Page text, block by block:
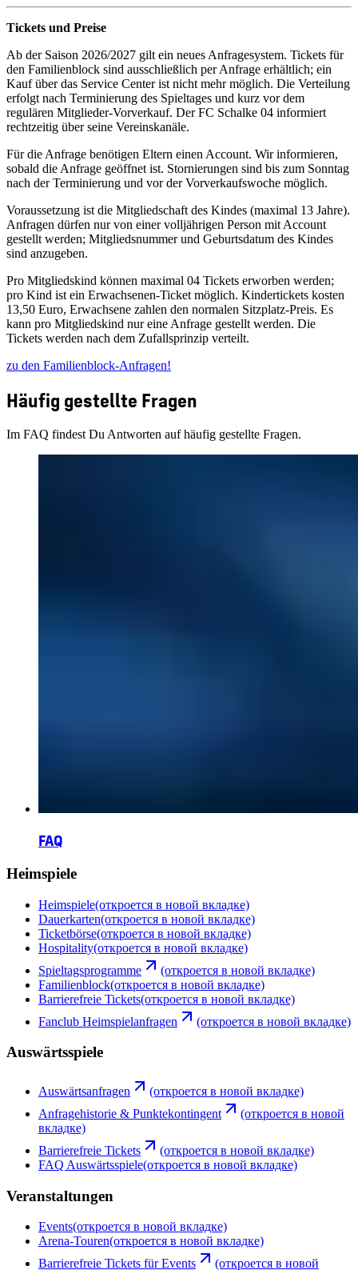
Tickets und Preise
Ab der Saison 2026/2027 gilt ein neues Anfragesystem. Tickets für
den Familienblock sind ausschließlich per Anfrage erhältlich; ein
Kauf über das Service Center ist nicht mehr möglich. Die Verteilung
erfolgt nach Terminierung des Spieltages und kurz vor dem
regulären Mitglieder-Vorverkauf. Der FC Schalke 04 informiert
rechtzeitig über seine Vereinskanäle.
Für die Anfrage benötigen Eltern einen Account. Wir informieren,
sobald die Anfrage geöffnet ist. Stornierungen sind bis zum Sonntag
nach der Terminierung und vor der Vorverkaufswoche möglich.
Voraussetzung ist die Mitgliedschaft des Kindes (maximal 13 Jahre).
Anfragen dürfen nur von einer volljährigen Person mit Account
gestellt werden; Mitgliedsnummer und Geburtsdatum des Kindes
sind anzugeben.
Pro Mitgliedskind können maximal 04 Tickets erworben werden;
pro Kind ist ein Erwachsenen‑Ticket möglich. Kindertickets kosten
13,50 Euro, Erwachsene zahlen den normalen Sitzplatz‑Preis. Es
kann pro Mitgliedskind nur eine Anfrage gestellt werden. Die
Tickets werden nach dem Zufallsprinzip verteilt.
zu den Familienblock-Anfragen!
Häufig gestellte Fragen
Im FAQ findest Du Antworten auf häufig gestellte Fragen.
FAQ
Heimspiele
Heimspiele(откроется в новой вкладке)
Dauerkarten(откроется в новой вкладке)
Ticketbörse(откроется в новой вкладке)
Hospitality(откроется в новой вкладке)
Spieltagsprogramme
(откроется в новой вкладке)
Familienblock(откроется в новой вкладке)
Barrierefreie Tickets(откроется в новой вкладке)
Fanclub Heimspielanfragen
(откроется в новой вкладке)
Auswärtsspiele
Auswärtsanfragen
(откроется в новой вкладке)
Anfragehistorie & Punktekontingent
(откроется в новой
вкладке)
Barrierefreie Tickets
(откроется в новой вкладке)
FAQ Auswärtsspiele(откроется в новой вкладке)
Veranstaltungen
Events(откроется в новой вкладке)
Arena-Touren(откроется в новой вкладке)
Barrierefreie Tickets für Events
(откроется в новой